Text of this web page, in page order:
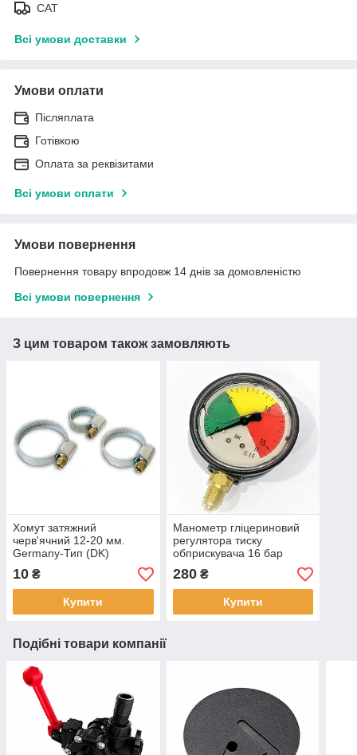
САТ
Всі умови доставки
Умови оплати
Післяплата
Готівкою
Оплата за реквізитами
Всі умови оплати
Умови повернення
Повернення товару впродовж 14 днів за домовленістю
Всі умови повернення
З цим товаром також замовляють
Хомут затяжний
черв'ячний 12-20 мм.
Germany-Тип (DK)
10 ₴
Купити
Манометр гліцериновий
регулятора тиску
обприскувача 16 бар
280₴
Купити
Подібні товари компанії